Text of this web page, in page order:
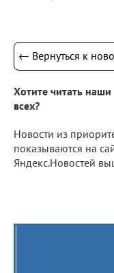
← Вернуться к
Хотите читать
всех?
Новости из
показываются на
Яндекс.Новостей